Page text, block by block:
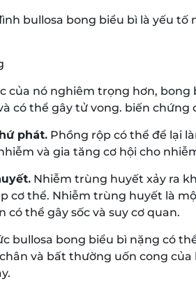
bullosa bong biểu bì là yếu
của nó nghiêm trọng hơn, bong
có thể gây tử vong. biến chứng
phát. Phồng rộp có thể để lại
và gia tăng cơ hội cho
Nhiễm trùng huyết xảy ra
cơ thể. Nhiễm trùng huyết là
có thể gây sốc và suy cơ quan.
bullosa bong biểu bì nặng có
và bất thường uốn cong